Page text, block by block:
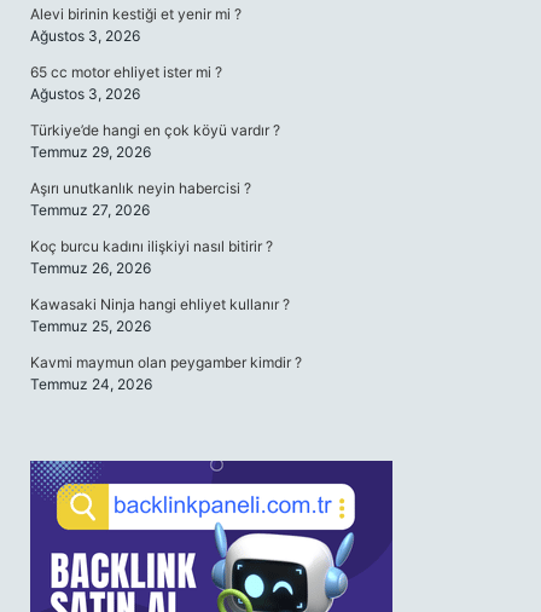
Alevi birinin kestiği et yenir mi ?
Ağustos 3, 2026
65 cc motor ehliyet ister mi ?
Ağustos 3, 2026
Türkiye’de hangi en çok köyü vardır ?
Temmuz 29, 2026
Aşırı unutkanlık neyin habercisi ?
Temmuz 27, 2026
Koç burcu kadını ilişkiyi nasıl bitirir ?
Temmuz 26, 2026
Kawasaki Ninja hangi ehliyet kullanır ?
Temmuz 25, 2026
Kavmi maymun olan peygamber kimdir ?
Temmuz 24, 2026